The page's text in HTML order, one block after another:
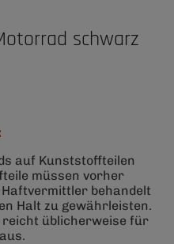
schwarz
auf Kunststoffteilen
müssen vorher
behandelt
Halt zu gewährleisten.
üblicherweise für